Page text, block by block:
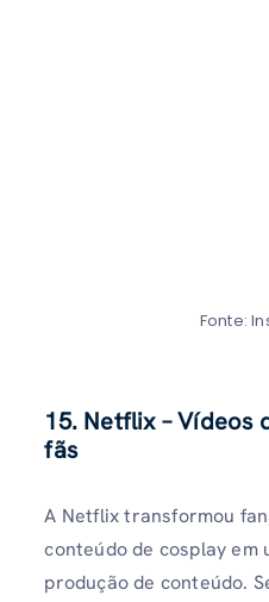
Fonte:
15. Netflix – Vídeos
fãs
A Netflix transformou
conteúdo de cosplay em
produção de conteúdo.